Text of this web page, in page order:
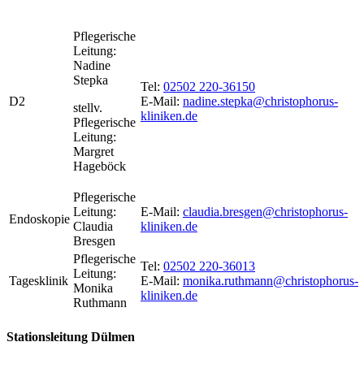
D2
Pflegerische
Leitung:
Nadine
Stepka
stellv.
Pflegerische
Leitung:
Margret
Hageböck
Tel: 02502 220-36150
E-Mail: nadine.stepka@christophorus-
kliniken.de
Endoskopie
Pflegerische
Leitung:
Claudia
Bresgen
E-Mail: claudia.bresgen@christophorus-
kliniken.de
Tagesklinik
Pflegerische
Leitung:
Monika
Ruthmann
Tel: 02502 220-36013
E-Mail: monika.ruthmann@christophorus-
kliniken.de
Stationsleitung Dülmen